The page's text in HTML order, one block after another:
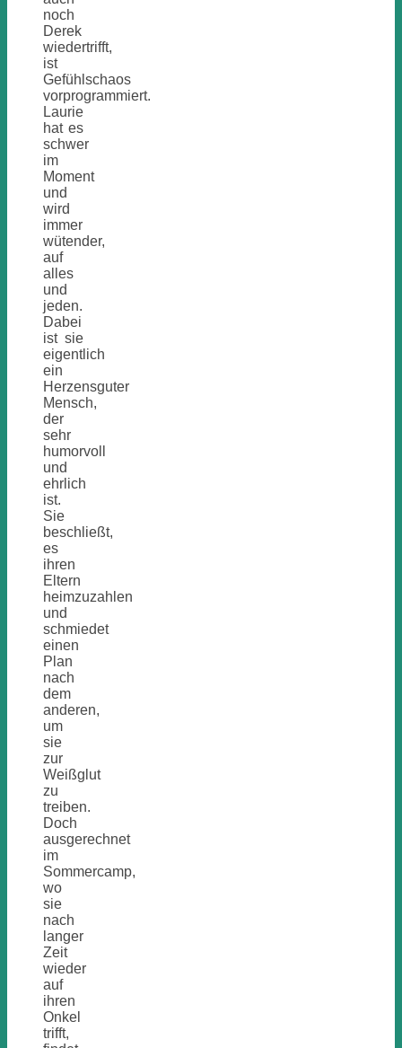
noch
Derek
wiedertrifft,
ist
Gefühlschaos
vorprogrammiert.
Laurie
hat es
schwer
im
Moment
und
wird
immer
wütender,
auf
alles
und
jeden.
Dabei
ist sie
eigentlich
ein
Herzensguter
Mensch,
der
sehr
humorvoll
und
ehrlich
ist.
Sie
beschließt,
es
ihren
Eltern
heimzuzahlen
und
schmiedet
einen
Plan
nach
dem
anderen,
um
sie
zur
Weißglut
zu
treiben.
Doch
ausgerechnet
im
Sommercamp,
wo
sie
nach
langer
Zeit
wieder
auf
ihren
Onkel
trifft,